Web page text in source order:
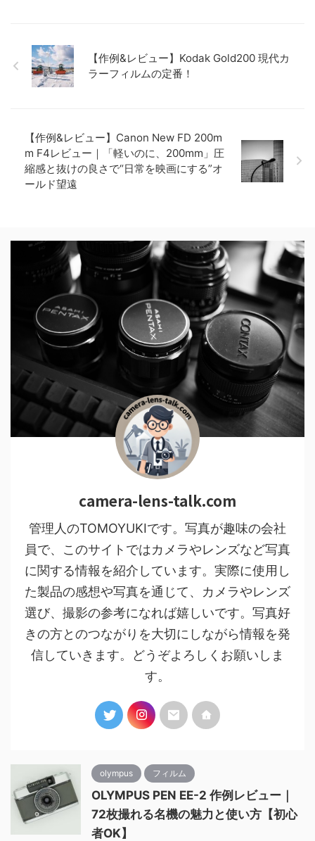
【作例&レビュー】Kodak Gold200 現代カ
ラーフィルムの定番！
【作例&レビュー】Canon New FD 200m
m F4レビュー｜「軽いのに、200mm」圧
縮感と抜けの良さで“日常を映画にする”オ
ールド望遠
camera-lens-talk.com
管理人のTOMOYUKIです。写真が趣味の会社
員で、このサイトではカメラやレンズなど写真
に関する情報を紹介しています。実際に使用し
た製品の感想や写真を通じて、カメラやレンズ
選び、撮影の参考になれば嬉しいです。写真好
きの方とのつながりを大切にしながら情報を発
信していきます。どうぞよろしくお願いしま
す。
olympus フィルム
OLYMPUS PEN EE-2 作例レビュー｜
72枚撮れる名機の魅力と使い方【初心
者OK】